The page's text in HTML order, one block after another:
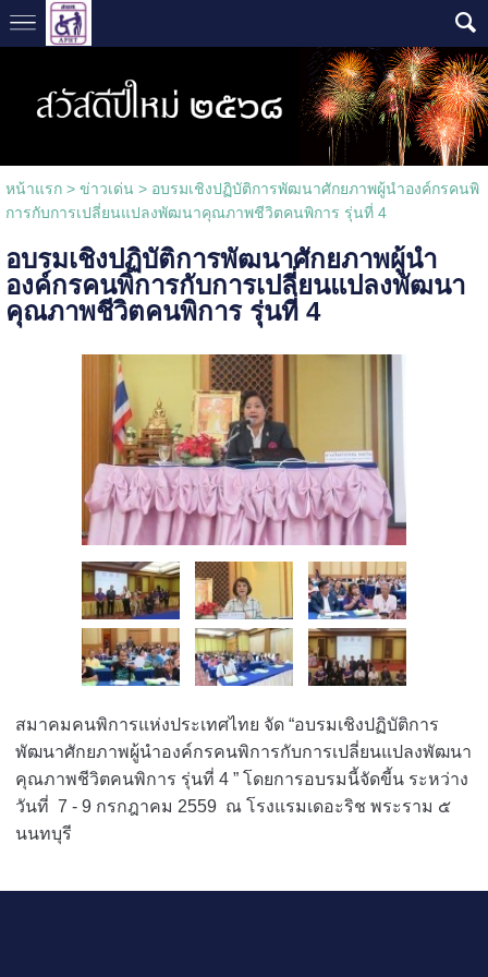
หน้าแรก> ข่าวเด่น > อบรมเชิงปฏิบัติการพัฒนาศักยภาพผู้นำองค์กรคนพิ
การกับการเปลี่ยนแปลงพัฒนาคุณภาพชีวิตคนพิการ รุ่นที่ 4
อบรมเชิงปฏิบัติการพัฒนาศักยภาพผู้นำ
องค์กรคนพิการกับการเปลี่ยนแปลงพัฒนา
คุณภาพชีวิตคนพิการ รุ่นที่ 4
สมาคมคนพิการแห่งประเทศไทย จัด “อบรมเชิงปฏิบัติการ
พัฒนาศักยภาพผู้นำองค์กรคนพิการกับการเปลี่ยนแปลงพัฒนา
คุณภาพชีวิตคนพิการ รุ่นที่ 4 ” โดยการอบรมนี้จัดขี้น ระหว่าง
วันที่ 7 - 9 กรกฎาคม 2559 ณ โรงแรมเดอะริช พระราม ๕
นนทบุรี